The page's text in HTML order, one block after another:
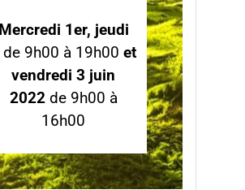
Mercredi 1er, jeudi
de 9h00 à 19h00 et
vendredi 3 juin
2022 de 9h00 à
16h00